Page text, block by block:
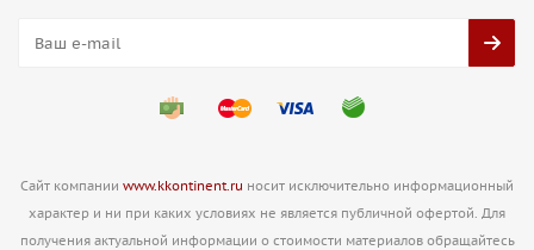
Сайт компании www.kkontinent.ru носит исключительно информационный
характер и ни при каких условиях не является публичной офертой. Для
получения актуальной информации о стоимости материалов обращайтесь